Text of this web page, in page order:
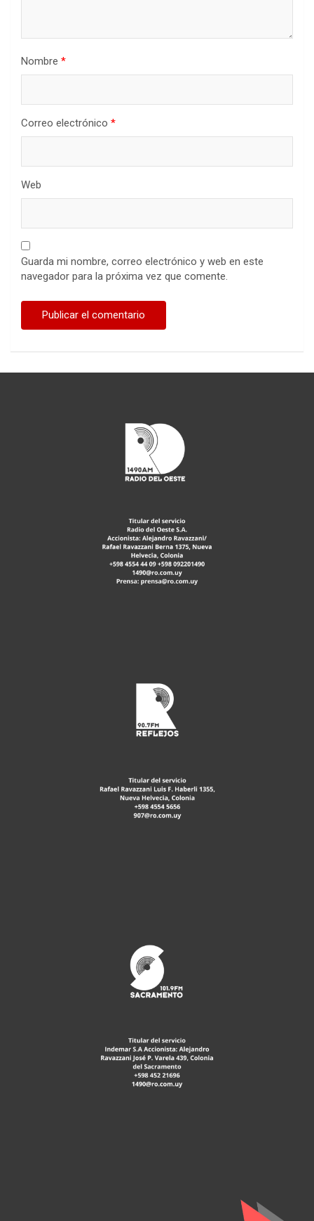
Nombre *
Correo electrónico *
Web
Guarda mi nombre, correo electrónico y web en este
navegador para la próxima vez que comente.